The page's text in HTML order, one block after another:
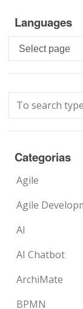
Languages
Languages
Categorias
Agile
Agile
AI
AI Chatbot
ArchiMate
BPMN